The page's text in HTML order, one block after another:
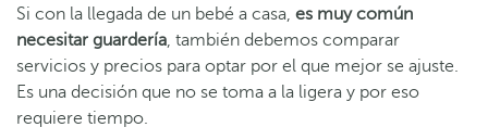
Si con la llegada de un bebé a casa, es muy común
necesitar guardería, también debemos comparar
servicios y precios para optar por el que mejor se ajuste.
Es una decisión que no se toma a la ligera y por eso
requiere tiempo.